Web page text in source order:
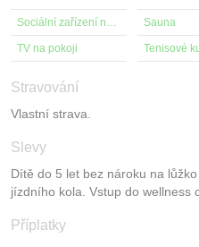
Sociální zařízení na pokoji Sauna
TV na pokoji Tenisové
Stravování
Vlastní strava.
Slevy
Dítě do 5 let bez nároku na
jízdního kola. Vstup do wellness
Příplatky